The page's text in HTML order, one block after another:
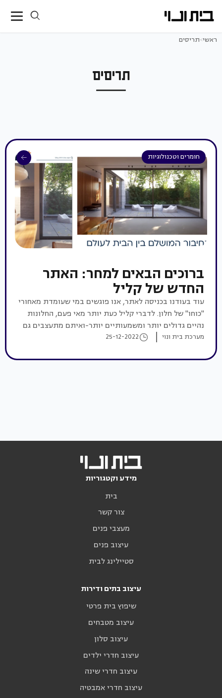
ראשי>תריסים
תריסים
חומרים וטכנולוגיות
ברוכים הבאים למחר: האתר
החדש של קליל
עוד בעודנו בכניסה לאתר, אנו פוגשים במי שעומדת מאחורי
"כוחו" של חלון. לדברי קליל כעת יותר מאי פעם, החלונות
נהיים גדולים יותר ומשמעותיים יותר-ואיתם מתעצבים גם
פתרונות מתאימים. בגלילת הדף הראשי נפגוש בסגנונות
אשר ילוו אותנו למשך כל ביקורינו באתר.
מערכת בית ונוי 25-12-2022
מידע וקטגוריות
בית
צור קשר
מעצבי פנים
עיצוב פנים
סטיילינג לבית
עיצוב בתים ודירות
שיפוץ בית פרטי
עיצוב מטבחים
עיצוב סלון
עיצוב חדרי ילדים
עיצוב חדרי שינה
עיצוב חדרי אמבטיה